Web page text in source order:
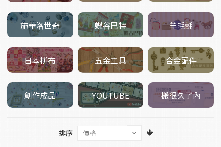
施華洛世奇 蝶谷巴特 羊毛氈
日本拼布 五金工具 合金配件
創作成品 YOUTUBE 搬很久了內
排序